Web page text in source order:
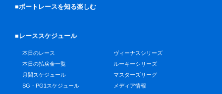
■ボートレースを知る楽しむ
■レーススケジュール
本日のレース
本日の払戻金一覧
月間スケジュール
SG・PG1スケジュール
ヴィーナスシリーズ
ルーキーシリーズ
マスターズリーグ
メディア情報